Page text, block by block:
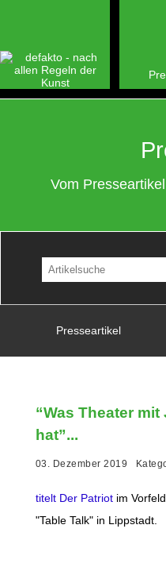
Vom
Presseartikel
“Was Theater
hat”...
03. Dezember 2019
titelt Der Patriotim
"Table Talk" in Lippstadt.